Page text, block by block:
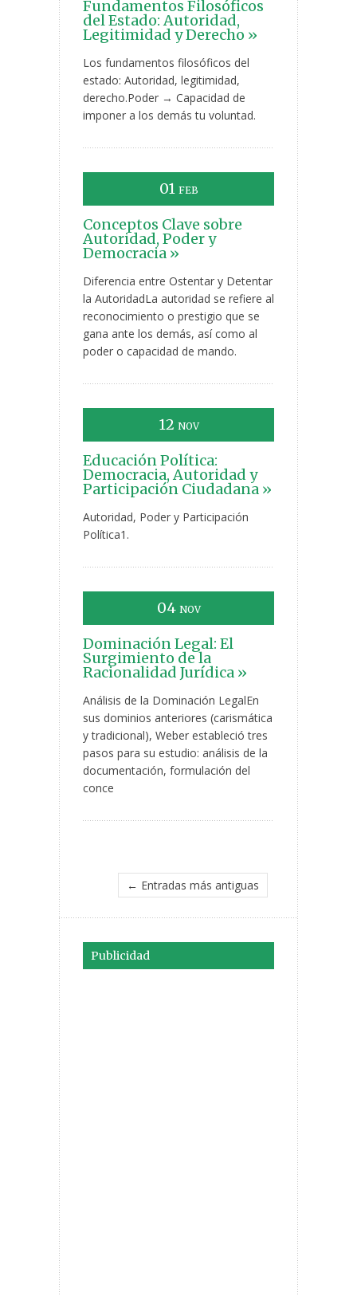
Fundamentos Filosóficos
del Estado: Autoridad,
Legitimidad y Derecho »
Los fundamentos filosóficos del
estado: Autoridad, legitimidad,
derecho.Poder → Capacidad de
imponer a los demás tu voluntad.
01 FEB
Conceptos Clave sobre
Autoridad, Poder y
Democracia »
Diferencia entre Ostentar y Detentar
la AutoridadLa autoridad se refiere al
reconocimiento o prestigio que se
gana ante los demás, así como al
poder o capacidad de mando.
12 NOV
Educación Política:
Democracia, Autoridad y
Participación Ciudadana »
Autoridad, Poder y Participación
Política1.
04 NOV
Dominación Legal: El
Surgimiento de la
Racionalidad Jurídica »
Análisis de la Dominación LegalEn
sus dominios anteriores (carismática
y tradicional), Weber estableció tres
pasos para su estudio: análisis de la
documentación, formulación del
conce
← Entradas más antiguas
Publicidad